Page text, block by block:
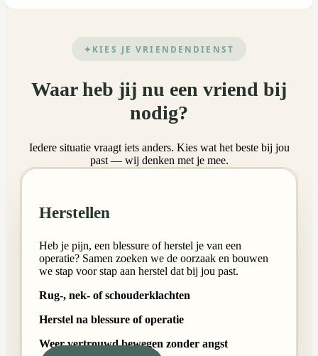
KIES JE VRIENDENDIENST
Waar heb jij nu een vriend bij
nodig?
Iedere situatie vraagt iets anders. Kies wat het beste bij jou
past — wij denken met je mee.
Herstellen
Heb je pijn, een blessure of herstel je van een
operatie? Samen zoeken we de oorzaak en bouwen
we stap voor stap aan herstel dat bij jou past.
Rug-, nek- of schouderklachten
Herstel na blessure of operatie
Weer vertrouwd bewegen zonder angst